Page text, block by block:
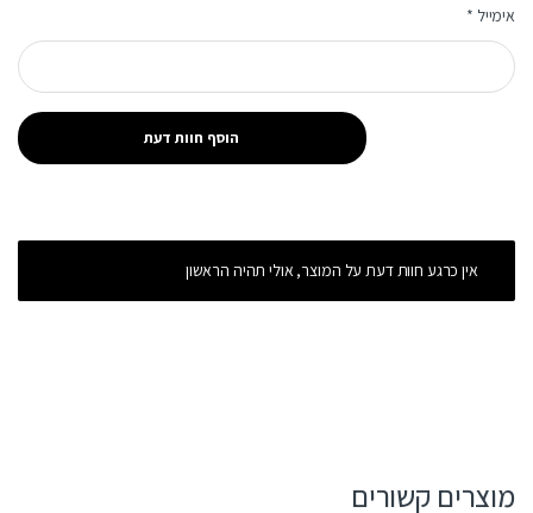
אימייל *
אין כרגע חוות דעת על המוצר, אולי תהיה הראשון
מוצרים קשורים